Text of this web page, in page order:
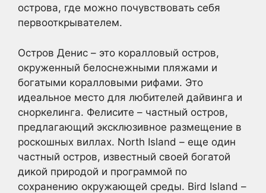
острова, где можно почувствовать себя
первооткрывателем.
Остров Денис – это коралловый остров,
окруженный белоснежными пляжами и
богатыми коралловыми рифами. Это
идеальное место для любителей дайвинга и
сноркелинга. Фелисите – частный остров,
предлагающий эксклюзивное размещение в
роскошных виллах. North Island – еще один
частный остров, известный своей богатой
дикой природой и программой по
сохранению окружающей среды. Bird Island –